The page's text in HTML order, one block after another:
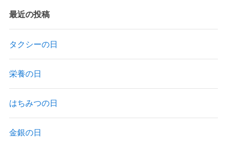
最近の投稿
タクシーの日
栄養の日
はちみつの日
金銀の日